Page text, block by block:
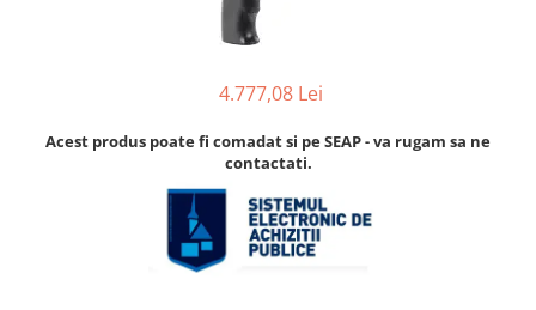
Aparate de respirat autonome
Accesorii pentru camere de
Accesorii de trecere a apei si
Furtunuri si accesorii
Accesorii detectare de gaz
Dispozitive de masurare radiatii
4.777,08 Lei
Acest produs poate fi comadat si pe SEAP - va rugam sa ne
contactati.